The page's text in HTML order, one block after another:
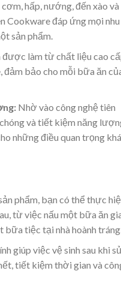
hấp, nướng, đến xào và
Cookware đáp ứng mọi nhu
sản phẩm.
được làm từ chất liệu cao
đảm bảo cho mỗi bữa ăn
Nhờ vào công nghệ tiên
và tiết kiệm năng
những điều quan trọng
phẩm, bạn có thể thực
từ việc nấu một bữa ăn
bữa tiệc tại nhà hoành
giúp việc vệ sinh sau khi
tiết kiệm thời gian và